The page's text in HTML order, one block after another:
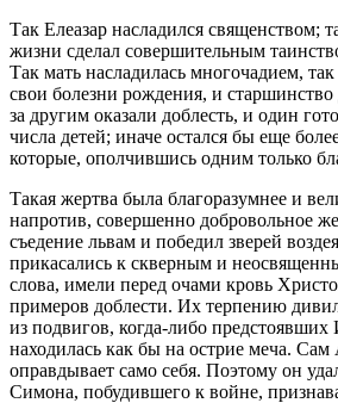
Так Елеазар насладился
жизни сделал совершительным
Так мать насладилась многочадием,
свои болезни рождения, и
за другим оказали доблесть, и один
числа детей; иначе остался бы еще
которые, ополчившись одним только
Такая жертва была благоразумнее и
напротив, совершенно добровольное
съедение львам и победил зверей
прикасались к скверным и
слова, имели перед очами кровь
примеров доблести. Их терпению
из подвигов, когда-либо предстоявших
находилась как бы на острие меча.
оправдывает само себя. Поэтому он
Симона, побудившего к войне,